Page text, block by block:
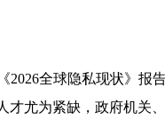
2026全球隐私现状》
尤为紧缺，政府机关